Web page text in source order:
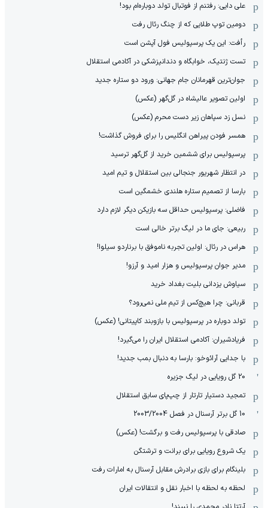
علی دایی: رفتنم از فوتبال تولد دوباره‌ام بود!
دومین توپ طلایی که از چنگ رئال رفت
رأفت: این یک پرسپولیس فول آپشن است
تست ژنتیک، خوابگاه و دندانپزشکی در آکادمی استقلال
جوان‌ترین قهرمانان جام جهانی: ورود دو ستاره جدید
اولین تصویر عالیشاه در گل‌گهر (عکس)
نسل زد سپاهان زیر دست محرم (عکس)
همسر فودن پیراهن انگلیس را برای فروش گذاشت!
پرسپولیس برای ششمین خرید از گل‌گهر ترسید
در انتظار شهریور جنجالی بین استقلال و تیم امید
بارسا از تصمیم ستاره هلندی خشمگین است
فاضلی: پرسپولیس حداقل سه بازیکن دیگر لازم دارد
ربیعی: جای ما در لیگ برتر خالی است
هراس در رئال: اولین تجربه ناموفق با برناردو سیلوا!
مدیر جوان پرسپولیس و هزار امید و آرزو!
سیاوش یزدانی بلیت بغداد خرید
قربانی: چرا هیچ‌کس از تیم ملی نمی‌رود؟
تولد دوباره در پرسپولیس با بازوبند کاپیتانی! (عکس)
فریادشیران: آکادمی استقلال ایران را می‌گیرد!
با جدایی آرائوخو: بارسا به دنبال بمب جدید!
20 گل رویایی در لیگ جزیره
تمجید دستیار تارتار از چپ‌پای سابق استقلال
10 گل برتر آرسنال در فصل 2003/2004
صادقی با پرسپولیس رفت و برگشت! (عکس)
یک شروع رویایی برای برانت و ترشتگن
بلینگام برای بازی برادرش مقابل آرسنال به امارات رفت
لحظه به لحظه با اخبار نقل و انتقالات ایران